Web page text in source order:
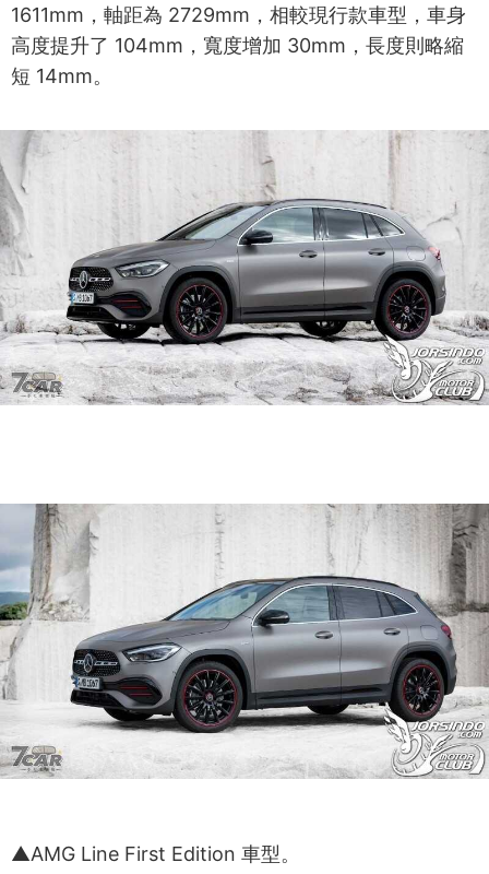
1611mm，軸距為 2729mm，相較現行款車型，車身
高度提升了 104mm，寬度增加 30mm，長度則略縮
短 14mm。
▲AMG Line First Edition 車型。